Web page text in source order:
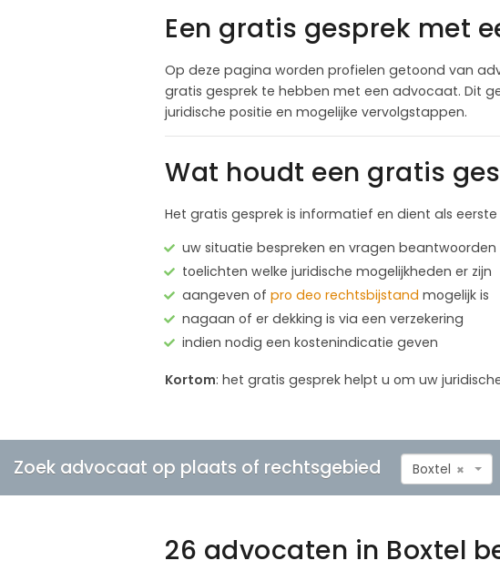
Een gratis gesprek met
Op deze pagina worden profielen getoond van
gratis gesprek te hebben met een advocaat. Dit
juridische positie en mogelijke vervolgstappen.
Wat houdt een gratis
Het gratis gesprek is informatief en dient als
uw situatie bespreken en vragen beantwoorden
toelichten welke juridische mogelijkheden er zijn
aangeven of pro deo rechtsbijstand mogelijk is
nagaan of er dekking is via een verzekering
indien nodig een kostenindicatie geven
Kortom: het gratis gesprek helpt u om uw
Zoek advocaat op plaats of rechtsgebied ×
Boxtel
26 advocaten in Boxtel